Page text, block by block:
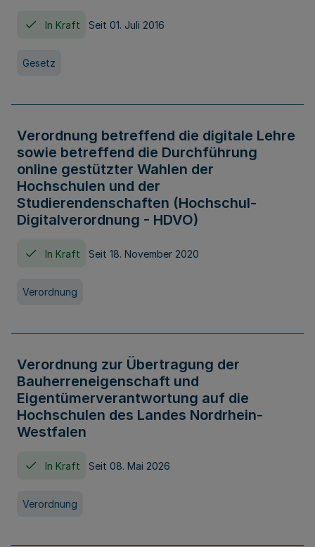
In Kraft Seit 01. Juli 2016
Gesetz
Verordnung betreffend die digitale Lehre
sowie betreffend die Durchführung
online gestützter Wahlen der
Hochschulen und der
Studierendenschaften (Hochschul-
Digitalverordnung - HDVO)
In Kraft Seit 18. November 2020
Verordnung
Verordnung zur Übertragung der
Bauherreneigenschaft und
Eigentümerverantwortung auf die
Hochschulen des Landes Nordrhein-
Westfalen
In Kraft Seit 08. Mai 2026
Verordnung